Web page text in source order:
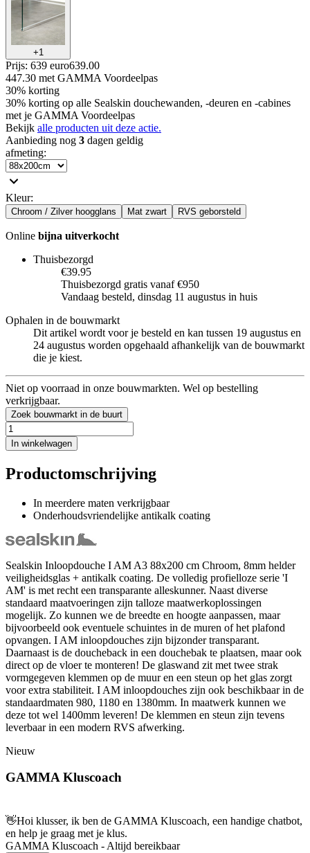
+1
Prijs: 639 euro639.00
447.30 met GAMMA Voordeelpas
30% korting
30% korting op alle Sealskin douchewanden, -deuren en -cabines
met je GAMMA Voordeelpas
Bekijk alle producten uit deze actie.
Aanbieding nog 3 dagen geldig
afmeting:
Kleur:
Chroom / Zilver hoogglans Mat zwart RVS geborsteld
Online bijna uitverkocht
Thuisbezorgd
€39.95
Thuisbezorgd gratis vanaf €950
Vandaag besteld, dinsdag 11 augustus in huis
Ophalen in de bouwmarkt
Dit artikel wordt voor je besteld en kan tussen 19 augustus en
24 augustus worden opgehaald afhankelijk van de bouwmarkt
die je kiest.
Niet op voorraad in onze bouwmarkten. Wel op bestelling
verkrijgbaar.
Zoek bouwmarkt in de buurt
In winkelwagen
Productomschrijving
In meerdere maten verkrijgbaar
Onderhoudsvriendelijke antikalk coating
Sealskin Inloopdouche I AM A3 88x200 cm Chroom, 8mm helder
veiligheidsglas + antikalk coating. De volledig profielloze serie 'I
AM' is met recht een transparante alleskunner. Naast diverse
standaard maatvoeringen zijn talloze maatwerkoplossingen
mogelijk. Zo kunnen we de breedte en hoogte aanpassen, maar
bijvoorbeeld ook eventuele schuintes in de muren of het plafond
opvangen. I AM inloopdouches zijn bijzonder transparant.
Daarnaast is de doucheback in een douchebak te plaatsen, maar ook
direct op de vloer te monteren! De glaswand zit met twee strak
vormgegeven klemmen op de muur en een steun op het glas zorgt
voor extra stabiliteit. I AM inloopdouches zijn ook beschikbaar in de
standaardmaten 980, 1180 en 1380mm. In maatwerk kunnen we
deze tot wel 1400mm leveren! De klemmen en steun zijn tevens
leverbaar in een modern RVS afwerking.
Nieuw
GAMMA Kluscoach
👋Hoi klusser, ik ben de GAMMA Kluscoach, een handige chatbot,
en help je graag met je klus.
GAMMA Kluscoach - Altijd bereikbaar